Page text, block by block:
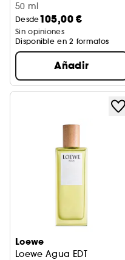
50 ml
Desde105,00 €
Sin opiniones
Disponible en 2 formatos
Añadir
Loewe
Loewe Agua EDT